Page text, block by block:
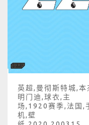
英超,曼彻斯特城,本
明门迪,球衣,主
场,1920赛季,法国,
机,壁